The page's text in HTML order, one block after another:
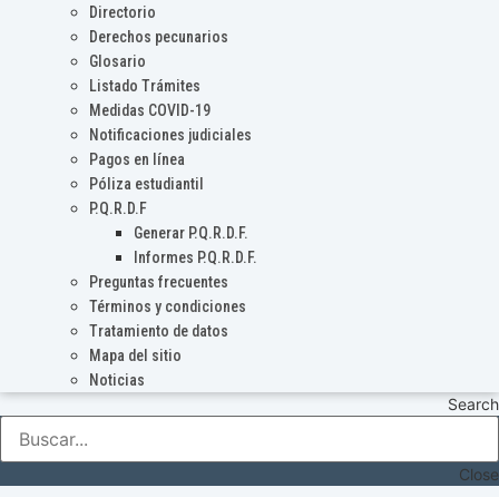
Directorio
Derechos pecunarios
Glosario
Listado Trámites
Medidas COVID-19
Notificaciones judiciales
Pagos en línea
Póliza estudiantil
P.Q.R.D.F
Generar P.Q.R.D.F.
Informes P.Q.R.D.F.
Preguntas frecuentes
Términos y condiciones
Tratamiento de datos
Mapa del sitio
Noticias
Search
Close